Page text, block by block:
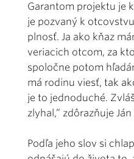
Garantom projektu je
je pozvaný k
plnosť. Ja ako kňaz
veriacich otcom, za
spoločne potom
má rodinu viesť, tak
je to jednoduché.
zlyhal,” zdôrazňuje Ján
Podľa jeho slov si